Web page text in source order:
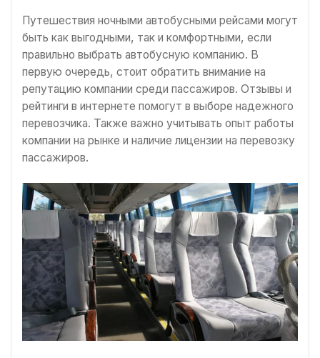
Путешествия ночными автобусными рейсами могут
быть как выгодными, так и комфортными, если
правильно выбрать автобусную компанию. В
первую очередь, стоит обратить внимание на
репутацию компании среди пассажиров. Отзывы и
рейтинги в интернете помогут в выборе надежного
перевозчика. Также важно учитывать опыт работы
компании на рынке и наличие лицензии на перевозку
пассажиров.